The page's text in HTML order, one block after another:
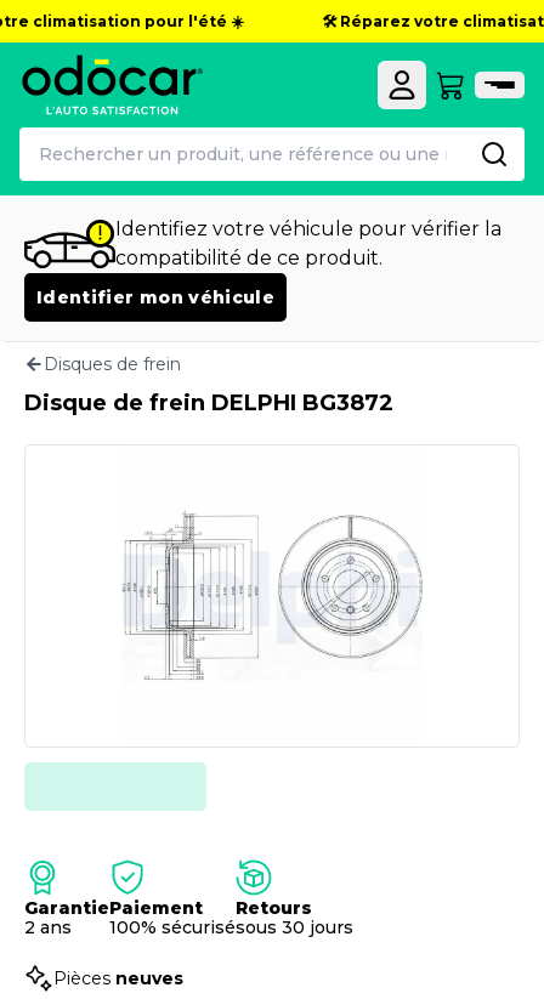
climatisation pour l'été ☀️ 🛠️ Réparez votre
Identifiez votre véhicule pour vérifier la
compatibilité de ce produit.
Identifier mon véhicule
Disques de frein
Disque de frein DELPHI BG3872
Garantie
2 ans
Paiement
100% sécurisé
Retours
sous 30 jours
Pièces neuves